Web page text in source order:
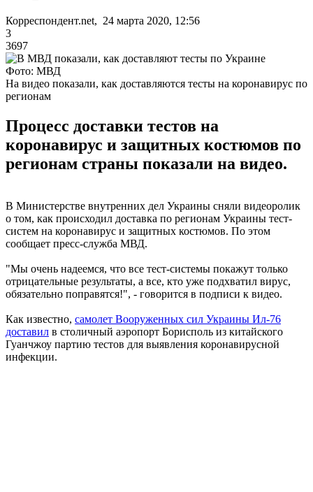
Корреспондент.net, 24 марта 2020, 12:56
3
3697
Фото: МВД
На видео показали, как доставляются тесты на коронавирус по
регионам
Процесс доставки тестов на
коронавирус и защитных костюмов по
регионам страны показали на видео.
В Министерстве внутренних дел Украины сняли видеоролик
о том, как происходил доставка по регионам Украины тест-
систем на коронавирус и защитных костюмов. По этом
сообщает пресс-служба МВД.
"Мы очень надеемся, что все тест-системы покажут только
отрицательные результаты, а все, кто уже подхватил вирус,
обязательно поправятся!", - говорится в подписи к видео.
Как известно, самолет Вооруженных сил Украины Ил-76
доставил в столичный аэропорт Борисполь из китайского
Гуанчжоу партию тестов для выявления коронавирусной
инфекции.